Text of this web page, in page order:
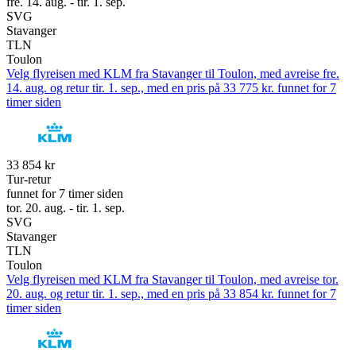
SVG
Stavanger
TLN
Toulon
Velg flyreisen med KLM fra Stavanger til Toulon, med avreise fre.
14. aug. og retur tir. 1. sep., med en pris på 33 775 kr. funnet for 7
timer siden
33 854 kr
Tur-retur
funnet for 7 timer siden
tor. 20. aug. - tir. 1. sep.
SVG
Stavanger
TLN
Toulon
Velg flyreisen med KLM fra Stavanger til Toulon, med avreise tor.
20. aug. og retur tir. 1. sep., med en pris på 33 854 kr. funnet for 7
timer siden